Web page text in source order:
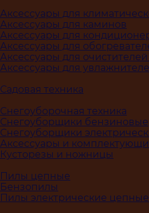
Аксессуары для
Аксессуары для каминов
Аксессуары для
Аксессуары для
Аксессуары для очистителей
Аксессуары для
Садовая техника
Снегоуборочная техника
Снегоуборщики бензиновые
Снегоуборщики
Аксессуары и
Кусторезы и ножницы
Пилы цепные
Бензопилы
Пилы электрические цепные